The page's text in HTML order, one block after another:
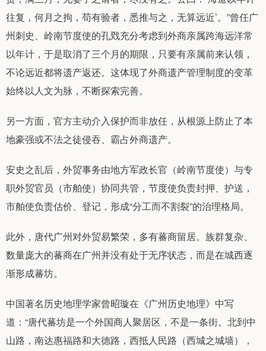
往复，何月之拘，苟有验者，悉推与之，无算远近’。”曾任广
州刺史、岭南节度使的孔戣充分考虑到外商亲属跨海远洋常
以年计，于是取消了三个月的期限，只要有亲属前来认领，
不论远近都将遗产返还。这体现了外商遗产管理制度的变革
始终以人文为脉，不断探索完善。
另一方面，官方主动介入保护而非放任，从根源上防止了本
地豪强或不法之徒侵吞、霸占外商遗产。
安史之乱后，外贸事务由地方军政长官（岭南节度使）与专
职外贸官员（市舶使）协同共管，节度使负责封押、护送，
市舶使负责估价、登记，形成“分工而不割裂”的治理格局。
此外，唐代广州对外贸易繁荣，多有蕃商留居。族群复杂、
数量庞大的蕃商在广州并没有处于无序状态，而是在城西逐
渐形成蕃坊。
中国著名历史地理学家曾昭璇在《广州历史地理》中写
道：“唐代蕃坊是一个外国商人聚居区，不是一条街。北到中
山路，南达惠福路和大德路，西抵人民路（西城之城墙），